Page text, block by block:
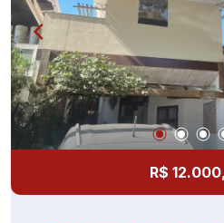
uma região valorizada de
acesso a escolas,
público e diversas opções
serviços.
R$